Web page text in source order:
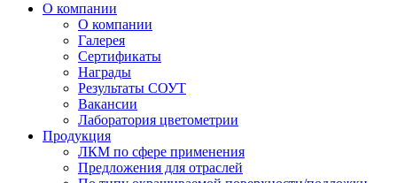
О компании
О компании
Галерея
Сертификаты
Награды
Результаты СОУТ
Вакансии
Лаборатория цветометрии
Продукция
ЛКМ по сфере применения
Предложения для отраслей